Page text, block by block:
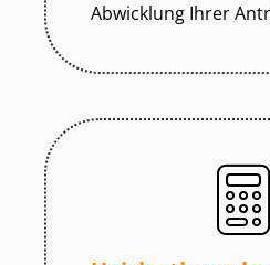
Abwicklung Ihrer